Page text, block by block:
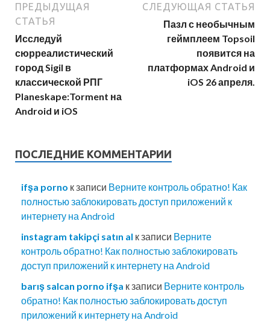
ПРЕДЫДУЩАЯ
СТАТЬЯ
Исследуй
сюрреалистический
город Sigil в
классической РПГ
Planeskape:Torment на
Android и iOS
СЛЕДУЮЩАЯ СТАТЬЯ
Пазл с необычным
геймплеем Topsoil
появится на
платформах Android и
iOS 26 апреля.
ПОСЛЕДНИЕ КОММЕНТАРИИ
ifşa porno к записи Верните контроль обратно! Как
полностью заблокировать доступ приложений к
интернету на Android
instagram takipçi satın al к записи Верните
контроль обратно! Как полностью заблокировать
доступ приложений к интернету на Android
barış salcan porno ifşa к записи Верните контроль
обратно! Как полностью заблокировать доступ
приложений к интернету на Android